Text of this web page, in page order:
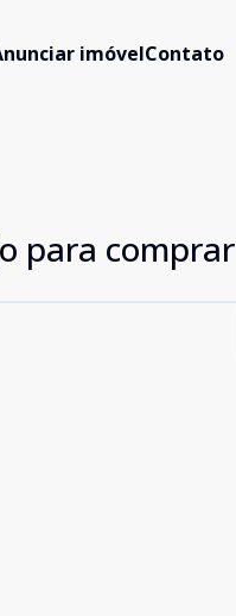
imóvelContato
para comprar